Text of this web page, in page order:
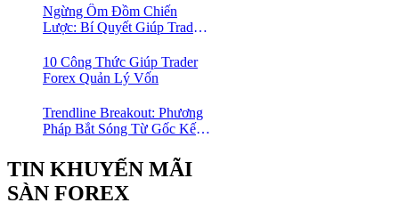
Lẻ Không Cần Thắng Nhiều
Lệnh
Ngừng Ôm Đồm Chiến
Lược: Bí Quyết Giúp Trader
Lần
10 Công Thức Giúp Trader
Forex Quản Lý Vốn
Trendline Breakout: Phương
Pháp Bắt Sóng Từ Gốc Kết
Cho Trader Forex
TIN KHUYẾN MÃI
SÀN FOREX